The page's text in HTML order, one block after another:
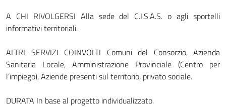
A CHI RIVOLGERSI Alla sede del C.I.S.A.S. o agli sportelli
informativi territoriali.
ALTRI SERVIZI COINVOLTI Comuni del Consorzio, Azienda
Sanitaria Locale, Amministrazione Provinciale (Centro per
l’impiego), Aziende presenti sul territorio, privato sociale.
DURATA In base al progetto individualizzato.